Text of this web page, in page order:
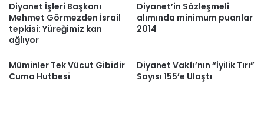
Diyanet İşleri Başkanı
Mehmet Görmezden İsrail
tepkisi: Yüreğimiz kan
ağlıyor
Diyanet’in Sözleşmeli
alımında minimum puanlar
2014
Müminler Tek Vücut Gibidir
Cuma Hutbesi
Diyanet Vakfı’nın “İyilik Tırı”
Sayısı 155’e Ulaştı